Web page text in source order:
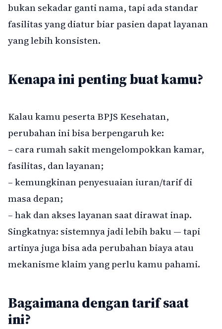
bukan sekadar ganti nama, tapi ada standar
fasilitas yang diatur biar pasien dapat layanan
yang lebih konsisten.
Kenapa ini penting buat kamu?
Kalau kamu peserta BPJS Kesehatan,
perubahan ini bisa berpengaruh ke:
– cara rumah sakit mengelompokkan kamar,
fasilitas, dan layanan;
– kemungkinan penyesuaian iuran/tarif di
masa depan;
– hak dan akses layanan saat dirawat inap.
Singkatnya: sistemnya jadi lebih baku — tapi
artinya juga bisa ada perubahan biaya atau
mekanisme klaim yang perlu kamu pahami.
Bagaimana dengan tarif saat
ini?